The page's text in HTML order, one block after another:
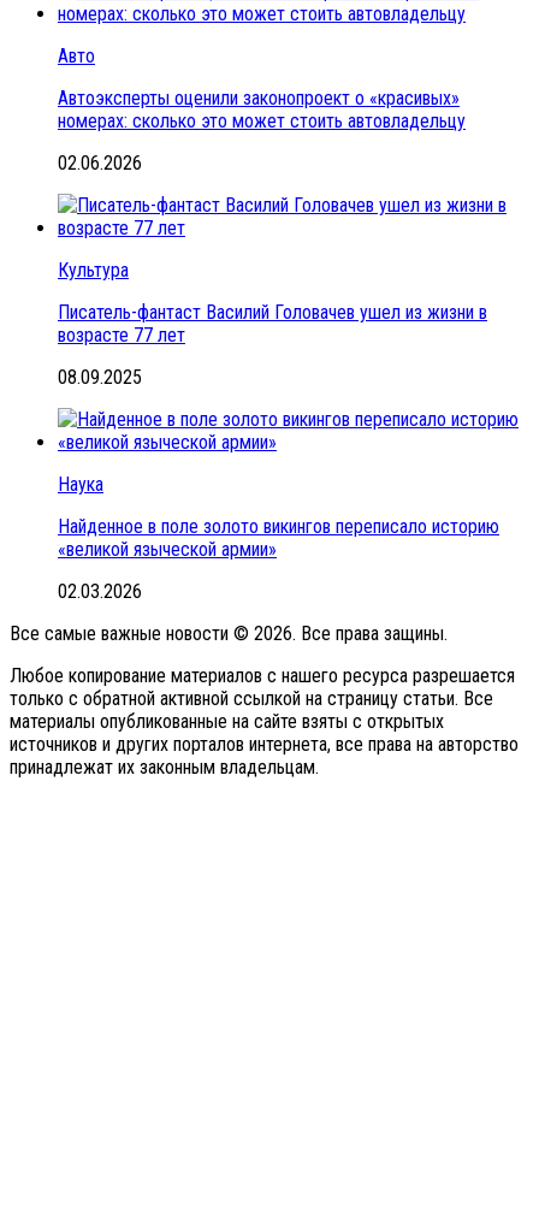
Авто
Автоэксперты оценили законопроект о «красивых»
номерах: сколько это может стоить автовладельцу
02.06.2026
Культура
Писатель-фантаст Василий Головачев ушел из жизни в
возрасте 77 лет
08.09.2025
Наука
Найденное в поле золото викингов переписало историю
«великой языческой армии»
02.03.2026
Все самые важные новости © 2026. Все права защины.
Любое копирование материалов с нашего ресурса разрешается
только с обратной активной ссылкой на страницу статьи. Все
материалы опубликованные на сайте взяты с открытых
источников и других порталов интернета, все права на авторство
принадлежат их законным владельцам.